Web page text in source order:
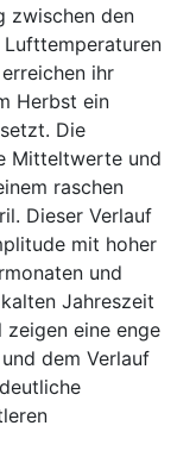
zwischen den
ihr
Herbst ein
Die
Mitteltwerte und
raschen
Dieser Verlauf
mit hoher
und
Jahreszeit
eine enge
dem Verlauf